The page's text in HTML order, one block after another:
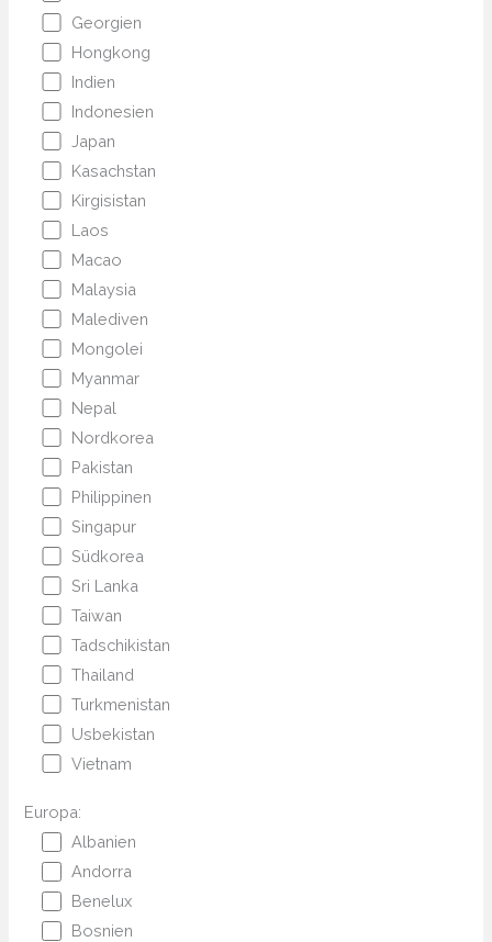
Georgien
Hongkong
Indien
Indonesien
Japan
Kasachstan
Kirgisistan
Laos
Macao
Malaysia
Malediven
Mongolei
Myanmar
Nepal
Nordkorea
Pakistan
Philippinen
Singapur
Südkorea
Sri Lanka
Taiwan
Tadschikistan
Thailand
Turkmenistan
Usbekistan
Vietnam
Europa:
Albanien
Andorra
Benelux
Bosnien